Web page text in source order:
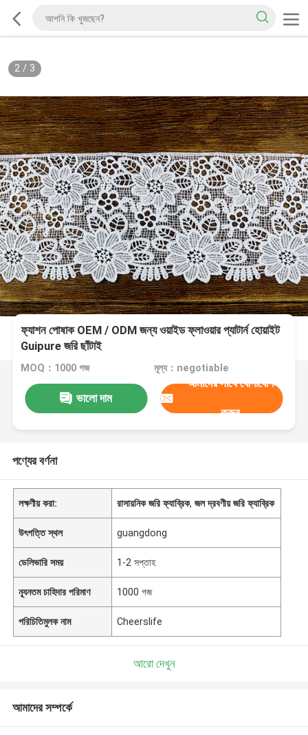
2/ 3
ফ্যাশন পোষাক OEM / ODM জন্য ওয়াইড ফ্লাওয়ার প্যাটার্ন হোয়াইট
Guipure জরি ছাঁটাই
MOQ：1000 গজ মূল্য：negotiable
ভালো দাম
আমাদের সাথে যোগাযোগ
করুন
পণ্যের বর্ণনা
লক্ষণীয় করা: রাসায়নিক জরি ফ্যাব্রিক,জল দ্রবণীয় জরি ফ্যাব্রিক
উৎপত্তি স্থল guangdong
ডেলিভারি সময় 1-2 সপ্তাহ
ন্যূনতম চাহিদার পরিমাণ 1000 গজ
পরিচিতিমুলক নাম Cheerslife
আরো দেখুন
আমাদের সম্পর্কে